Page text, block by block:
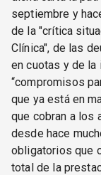
septiembre y
de la "crítica
Clínica", de las
en cuotas y de
“compromisos
que ya está en
que cobran a los
desde hace
obligatorios que
total de la